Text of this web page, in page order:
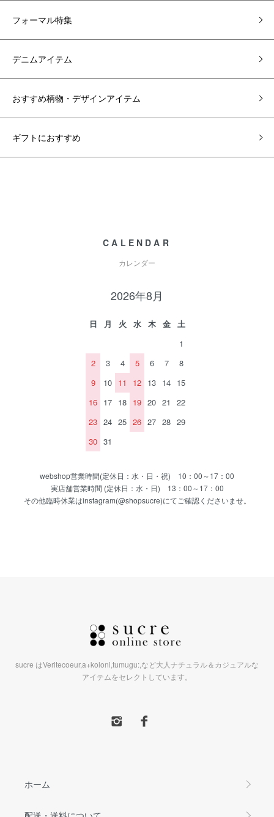
フォーマル特集
デニムアイテム
おすすめ柄物・デザインアイテム
ギフトにおすすめ
CALENDAR
カレンダー
2026年8月
日 月 火 水 木 金
土
1
2
3 4 5 6 7
8
9
10 11 12 13 14 15
16 17 18 19 20 21
22
23 24 25 26 27 28 29
30 31
webshop営業時間(定休日：水・日・祝) 10：00～17：00
実店舗営業時間 (定休日：水・日) 13：00～17：00
その他臨時休業はinstagram(@shopsucre)にてご確認くださいませ。
sucre はVeritecoeur,a+koloni,tumugu:,など大人ナチュラル＆カジュアルな
アイテムをセレクトしています。
ホーム